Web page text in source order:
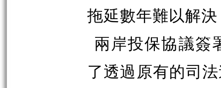
拖延數年難以解
兩岸投保協議簽
了透過原有的司